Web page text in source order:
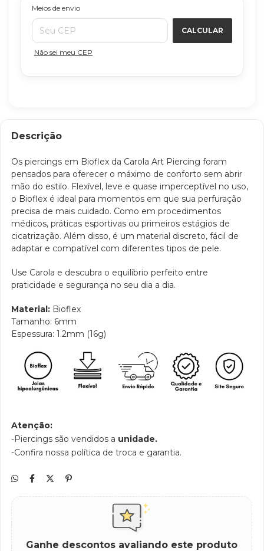
Entregas para o CEP:
Meios de envio
CALCULAR
Não sei meu CEP
Descrição
Os piercings em Bioflex da Carola Art Piercing foram
pensados para oferecer o máximo de conforto sem abrir
mão do estilo. Flexível, leve e quase imperceptível no uso,
o Bioflex é ideal para momentos em que sua perfuração
precisa de mais cuidado. Como em procedimentos
médicos, práticas esportivas ou primeiros estágios de
cicatrização. Além disso, é um material discreto, fácil de
adaptar e compatível com diferentes tipos de pele.
Use Carola e descubra o equilíbrio perfeito entre
praticidade e segurança no seu dia a dia.
Material: Bioflex
Tamanho: 6mm
Espessura: 1.2mm (16g)
Atenção:
-Piercings são vendidos a unidade.
-Confira nossa política de troca e garantia.
Ganhe descontos avaliando este produto